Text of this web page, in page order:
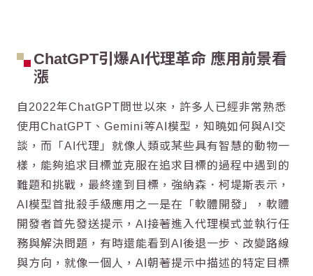
ChatGPT引爆AI代理革命 應用前景看
漲
自2022年ChatGPT問世以來，許多人已經非常熟悉
使用 ChatGPT 、Gemini等AI模型，知曉如何與AI交
談，而「 AI代理 」就像人類或某些具有智慧的動物一
樣，能夠追求目標並克服在追求目標的過程中遇到的
難題和挑戰，最終達到目標，強納森．柯堤斯表示，
AI模型首批殺手級應用之一是在「軟體開發」，軟體
開發者首先發送提示，AI接著進入代理模式並執行任
務與解決問題，有時還能看到AI後退一步、改變路線
與方向，就像一個人，AI朝著提示中描述的特定目標